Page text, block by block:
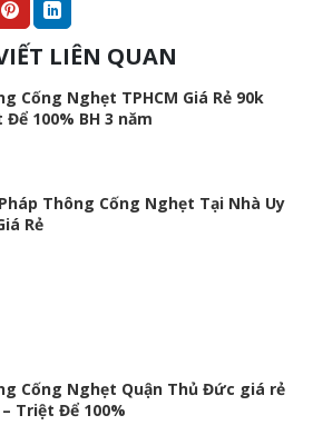
LIÊN QUAN
Cống Nghẹt TPHCM Giá Rẻ 90k
Để 100% BH 3 năm
Thông Cống Nghẹt Tại Nhà Uy
Rẻ
Cống Nghẹt Quận Thủ Đức giá rẻ
Triệt Để 100%